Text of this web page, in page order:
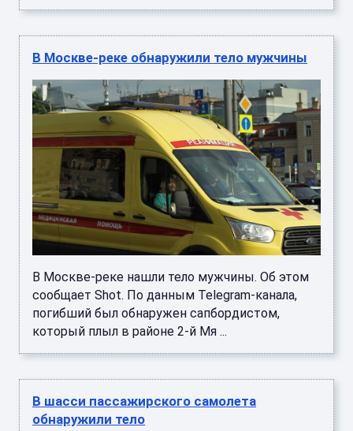
В Москве-реке обнаружили тело мужчины
В Москве-реке нашли тело мужчины. Об этом
сообщает Shot. По данным Telegram-канала,
погибший был обнаружен сапбордистом,
который плыл в районе 2-й Мя ...
В шасси пассажирского самолета
обнаружили тело